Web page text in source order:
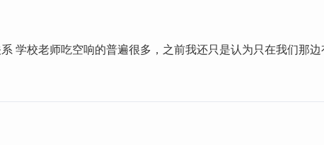
学校老师吃空响的普遍很多，之前我还只是认为只在我们那